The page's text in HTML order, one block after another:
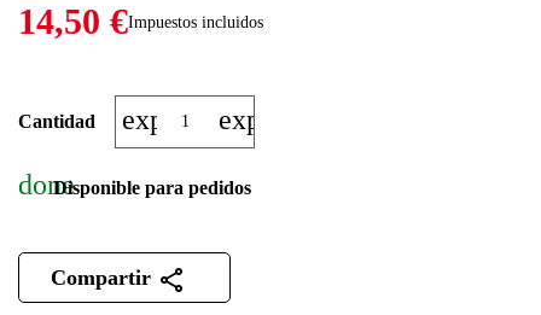
14,50 €Impuestos incluidos
Cantidad expand_moreexpand_less
doneDisponible para pedidos
Compartir